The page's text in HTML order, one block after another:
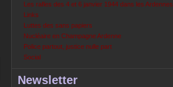
Les rafles des 4 et 6 janvier 1944 dans les Ardennes
Links
Luttes des sans papiers
Nucléaire en Champagne Ardenne
Police partout, justice nulle part
Social
Newsletter